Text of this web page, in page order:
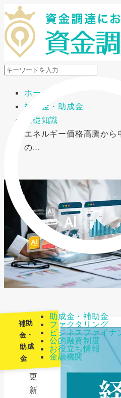
メニューを開閉
助成金・補助金
ファクタリング
ビジネスファイナ
公的融資制度
お役立ち情報
金融機関
ホーム
補助金・助成金
基礎知識
エネルギー価格高騰か
の…
補助
金・
助成
金
最
更
新